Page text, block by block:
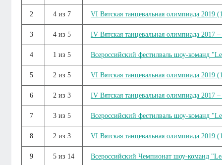
2 4 из 7 VI Вятская танцевальная олимпиада 2019
3 4 из 5 IV Вятская танцевальная олимпиада 2017
4 1 из 5 Всероссийский фестилваль шоу-команд
5 2 из 5 VI Вятская танцевальная олимпиада 2019
6 2 из 3 IV Вятская танцевальная олимпиада 2017
7 3 из 5 Всероссийский фестилваль шоу-команд
8 2 из 3 VI Вятская танцевальная олимпиада 2019
9 5 из 14 Всероссийский Чемпионат шоу-команд